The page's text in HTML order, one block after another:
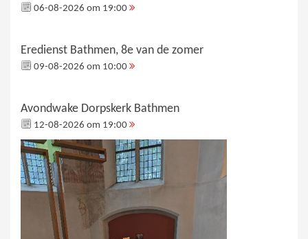
06-08-2026 om 19:00
Eredienst Bathmen, 8e van de zomer
09-08-2026 om 10:00
Avondwake Dorpskerk Bathmen
12-08-2026 om 19:00